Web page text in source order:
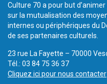
Culture 70 a pour but
sur la mutualisation des
internes ou périphériques du
de ses partenaires culturels.
23 rue La Fayette – 70000
Tél.: 03 84 75 36 37
Cliquez ici pour nous contacter